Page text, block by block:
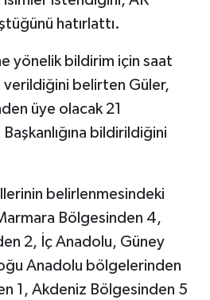
hatırlattı.
yönelik bildirim için saat
belirten Güler,
üye olacak 21
bildirildiğini
belirlenmesindeki
Bölgesinden 4,
2, İç Anadolu, Güney
Anadolu bölgelerinden
1, Akdeniz Bölgesinden 5